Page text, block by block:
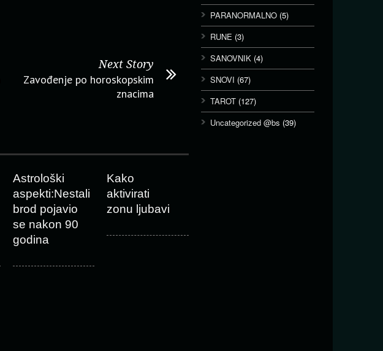
Next Story
Zavođenje po horoskopskim
znacima
Astrološki
aspekti:Nestali
brod pojavio
se nakon 90
godina
Kako
aktivirati
zonu ljubavi
PARANORMALNO (5)
RUNE (3)
SANOVNIK (4)
SNOVI (67)
TAROT (127)
Uncategorized @bs (39)